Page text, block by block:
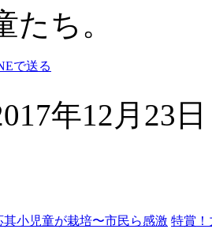
たち。
年12月23
小児童が栽培〜市民ら感激 特賞